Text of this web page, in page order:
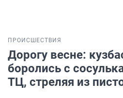
ПРОИСШЕСТВИЯ
Дорогу весне:
боролись с
ТЦ, стреляя из